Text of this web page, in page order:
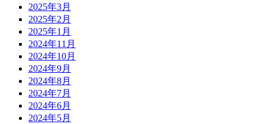
2025年3月
2025年2月
2025年1月
2024年11月
2024年10月
2024年9月
2024年8月
2024年7月
2024年6月
2024年5月